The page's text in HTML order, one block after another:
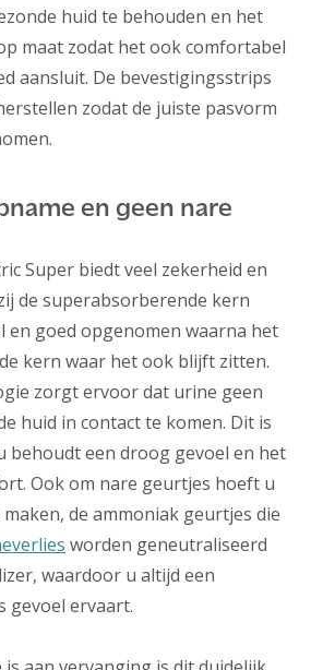
huid te behouden en het
maat zodat het ook comfortabel
aansluit. De bevestigingsstrips
zodat de juiste pasvorm
en geen nare
Super biedt veel zekerheid en
de superabsorberende kern
en goed opgenomen waarna het
kern waar het ook blijft zitten.
zorgt ervoor dat urine geen
huid in contact te komen. Dit is
behoudt een droog gevoel en het
Ook om nare geurtjes hoeft u
de ammoniak geurtjes die
worden geneutraliseerd
waardoor u altijd een
gevoel ervaart.